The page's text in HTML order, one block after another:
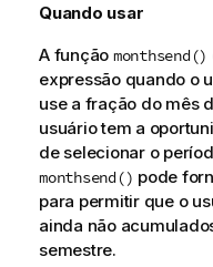
Quando usar
A função monthsend()
expressão quando o
use a fração do mês
usuário tem a
de selecionar o
monthsend() pode
para permitir que o
ainda não
semestre.